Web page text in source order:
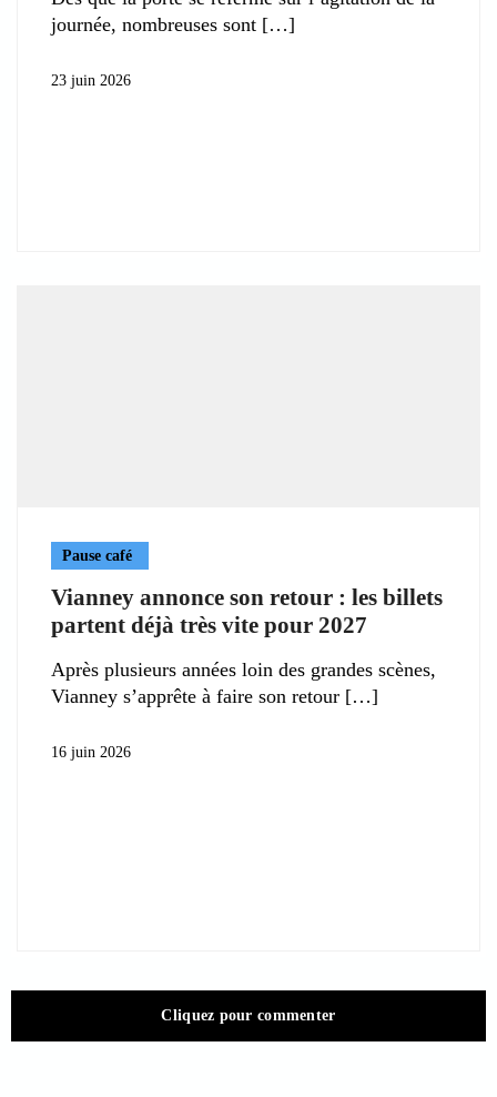
journée, nombreuses sont
23 juin 2026
Pause café
Vianney annonce son retour : les billets
partent déjà très vite pour 2027
Après plusieurs années loin des grandes scènes,
Vianney s’apprête à faire son retour
16 juin 2026
Cliquez pour commenter